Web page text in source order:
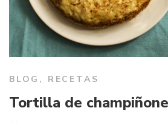
BLOG , RECETAS
Tortilla de